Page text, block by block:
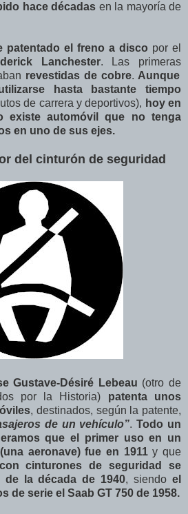
hace décadas en la mayoría de
patentado el freno a disco por el
Lanchester. Las primeras
revestidas de cobre. Aunque
hasta bastante tiempo
de carrera y deportivos), hoy en
existe automóvil que no tenga
en uno de sus ejes.
del cinturón de seguridad
Gustave-Désiré Lebeau (otro de
por la Historia) patenta unos
, destinados, según la patente,
de un vehículo”.Todo un
que el primer uso en un
aeronave) fue en 1911y que
cinturones de seguridad se
la década de 1940, siendoel
de serie el Saab GT 750 de 1958.